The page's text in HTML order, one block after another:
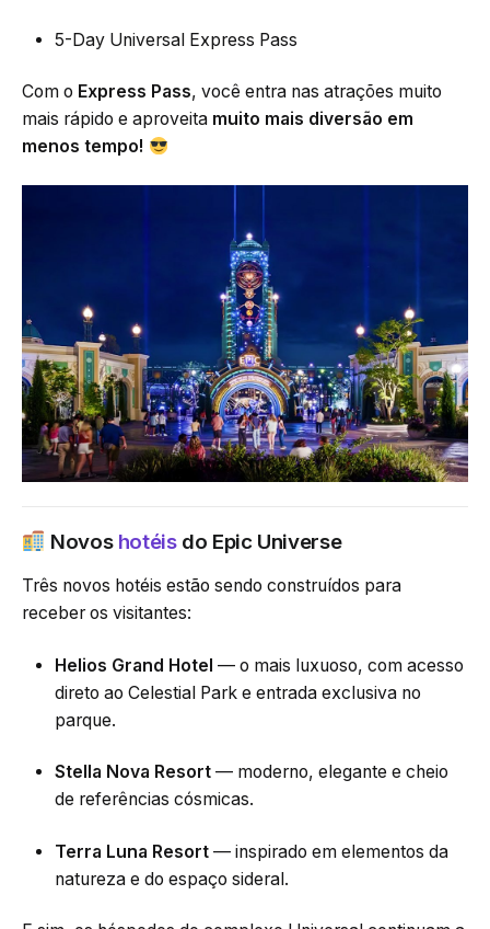
5-Day Universal Express Pass
Com o Express Pass, você entra nas atrações muito
mais rápido e aproveita muito mais diversão em
menos tempo!
Novos hotéisdo Epic Universe
Três novos hotéis estão sendo construídos para
receber os visitantes:
Helios Grand Hotel — o mais luxuoso, com acesso
direto ao Celestial Park e entrada exclusiva no
parque.
Stella Nova Resort — moderno, elegante e cheio
de referências cósmicas.
Terra Luna Resort — inspirado em elementos da
natureza e do espaço sideral.